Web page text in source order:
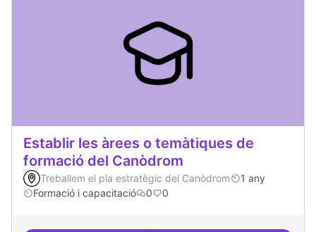
Establir les àrees o temàtiques de
formació del Canòdrom
Treballem el pla estratègic del Canòdrom
1 any
Formació i capacitació
0 0